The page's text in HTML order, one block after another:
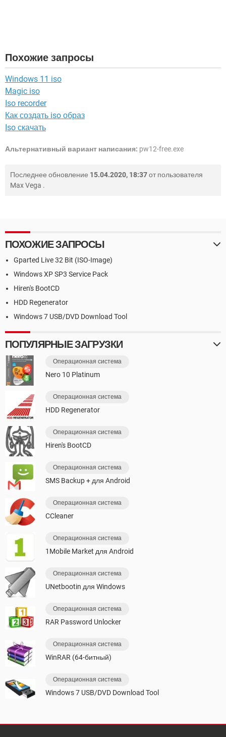
Похожие запросы
Windows 11 iso
Magic iso
Iso recorder
Как создать iso образ
Iso скачать
Альтернативный вариант написания: pw12-free.exe
Последнее обновление 15.04.2020, 18:37от пользователя
Max Vega .
ПОХОЖИЕ ЗАПРОСЫ
Gparted Live 32 Bit (ISO-Image)
Windows XP SP3 Service Pack
Hiren's BootCD
HDD Regenerator
Windows 7 USB/DVD Download Tool
ПОПУЛЯРНЫЕ ЗАГРУЗКИ
Операционная система
Nero 10 Platinum
Операционная система
HDD Regenerator
Операционная система
Hiren's BootCD
Операционная система
SMS Backup + для Android
Операционная система
CCleaner
Операционная система
1Mobile Market для Android
Операционная система
UNetbootin для Windows
Операционная система
RAR Password Unlocker
Операционная система
WinRAR (64-битный)
Операционная система
Windows 7 USB/DVD Download Tool